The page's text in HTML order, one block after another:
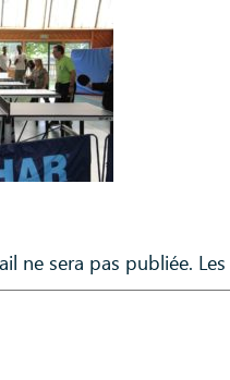
ne sera pas publiée.